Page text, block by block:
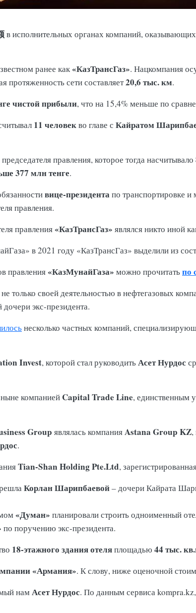
в исполнительных органах компаний,
ранее как«КазТрансГаз». Нацкомпания
протяженность сети составляет20,6 тыс. км.
чистой прибыли, что на 15,4% меньше по
11 человекво главе с Кайратом
правления, которое тогда насчитывало
377 млн тенге.
вице-президентапо транспортировке и
правления.
правления«КазТрансГаз» являлся никто иной
в 2021 году «КазТрансГаз» выделили из
правления«КазМунайГаза» можно прочитатьпо
только своей деятельностью в нефтегазовых
экс-президента.
несколько частных компаний,
Invest, которой стал руководитьАсет Нурдос
компанией Capital Trade Line, единственным
Group являлась компанияAstana Group KZ,
.
Tian-Shan Holding Pte.Ltd,
Корлан Шарипбаевой– дочери Кайрата
«Думан» планировали строить одноименный
по поручению экс-президента.
18-этажного здания отеляплощадью 44 тыс.
«Армания». К слову, ниже оценочной
намАсет Нурдос. По данным сервиса